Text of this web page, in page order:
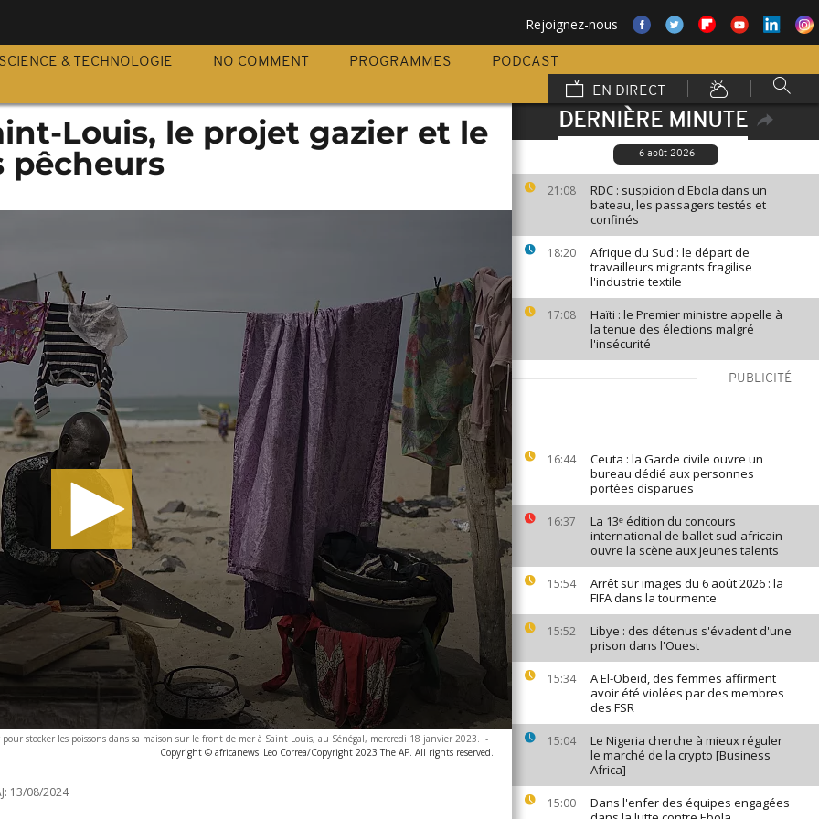
Rejoignez-nous
SCIENCE & TECHNOLOGIE NO COMMENT PROGRAMMES
PODCAST
EN DIRECT
DERNIÈRE MINUTE
6 août 2026
21:08
RDC : suspicion d'Ebola dans un
bateau, les passagers testés et
confinés
18:20
Afrique du Sud : le départ de
travailleurs migrants fragilise
l'industrie textile
17:08
Haïti : le Premier ministre appelle à
la tenue des élections malgré
l'insécurité
PUBLICITÉ
16:44
Ceuta : la Garde civile ouvre un
bureau dédié aux personnes
portées disparues
16:37
La 13ᵉ édition du concours
international de ballet sud-africain
ouvre la scène aux jeunes talents
15:54
Arrêt sur images du 6 août 2026 : la
FIFA dans la tourmente
15:52
Libye : des détenus s'évadent d'une
prison dans l'Ouest
15:34
A El-Obeid, des femmes affirment
avoir été violées par des membres
des FSR
15:04
Le Nigeria cherche à mieux réguler
le marché de la crypto [Business
Africa]
15:00
Dans l'enfer des équipes engagées
Louis, le projet gazier et le
pêcheurs
stocker les poissons dans sa maison sur le front de mer à Saint Louis, au Sénégal, mercredi 18 janvier 2023. -
Copyright © africanews Leo Correa/Copyright 2023 The AP. All rights reserved.
13/08/2024